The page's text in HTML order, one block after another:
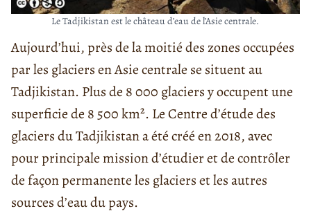
Le Tadjikistan est le château d’eau de l’Asie centrale.
Aujourd’hui, près de la moitié des zones occupées
par les glaciers en Asie centrale se situent au
Tadjikistan. Plus de 8 000 glaciers y occupent une
superficie de 8 500 km². Le Centre d’étude des
glaciers du Tadjikistan a été créé en 2018, avec
pour principale mission d’étudier et de contrôler
de façon permanente les glaciers et les autres
sources d’eau du pays.